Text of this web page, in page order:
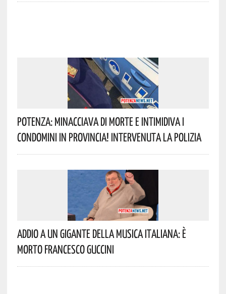
Potenza: Minacciava Di Morte E Intimidiva I
Condomini In Provincia! Intervenuta La Polizia
Addio A Un Gigante Della Musica Italiana: È
Morto Francesco Guccini